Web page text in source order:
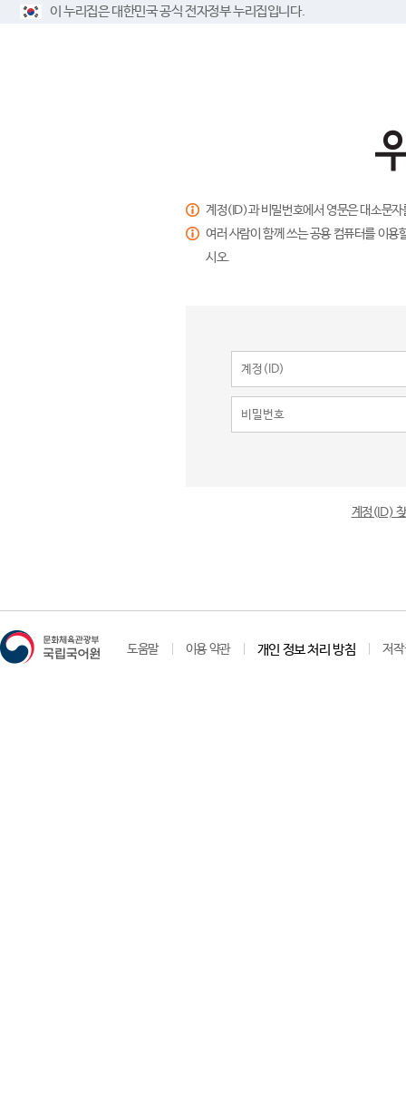
이 누리집은 대한민국 공식 전자정부 누리집입니다.
계정(ID)과 비밀번호에서 영문은 대소문
여러 사람이 함께 쓰는 공용 컴퓨터를 이
시오.
계정(ID)
도움말 이용 약관 개인 정보 처리 방침 저